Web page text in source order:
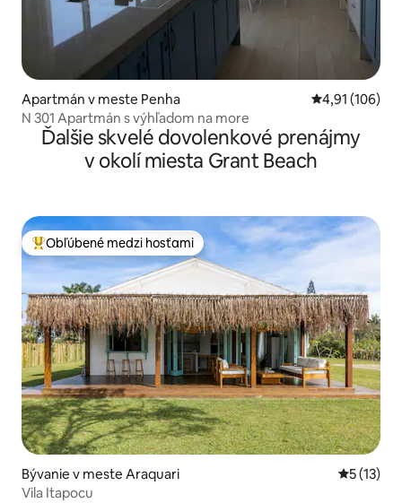
Apartmán v meste Penha Priemerné
4,91 (106)
N 301 Apartmán s výhľadom na more
Ďalšie skvelé dovolenkové prenájmy
v okolí miesta Grant Beach
Najobľúbenejšie medzi hosťami
Obľúbené medzi hosťami
Bývanie v meste Araquari
5 (13)
Vila Itapocu